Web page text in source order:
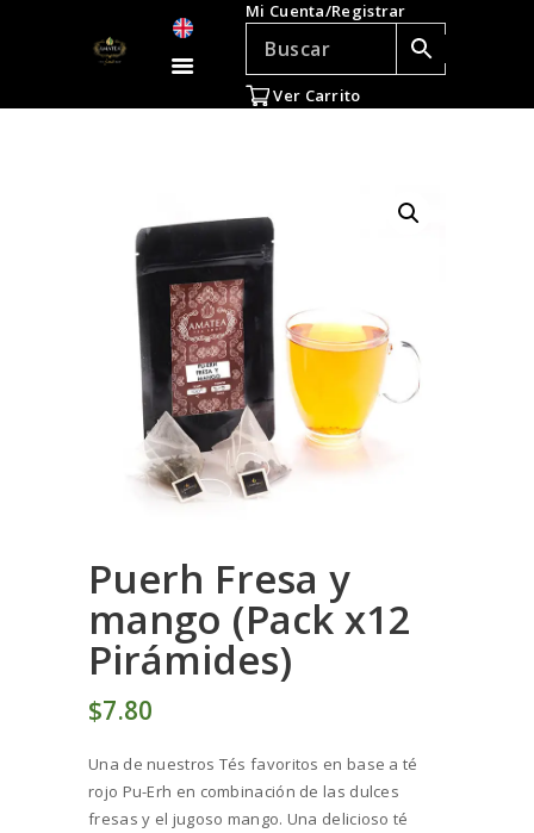
Mi Cuenta/Registrar
Ver Carrito
TÉ E INFUSIONES
ACCESORIOS
REGALOS
VENTAS AL POR
MAYOR
EN
Puerh Fresa y
mango (Pack x12
Pirámides)
$7 80
Una de nuestros Tés favoritos en base a té
rojo Pu-Erh en combinación de las dulces
fresas y el jugoso mango. Una delicioso té